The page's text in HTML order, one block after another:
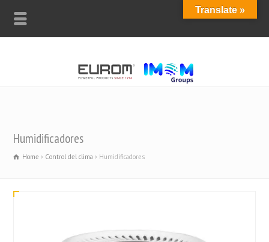
Humidificadores
Home Control del clima Humidificadores
Translate »